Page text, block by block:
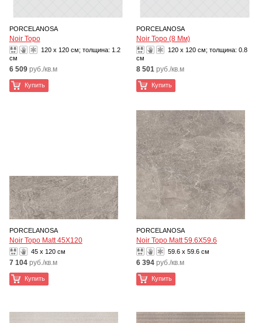
PORCELANOSA
Noir Topo
120 x 120 см; толщина: 1.2
см
6 509 руб./кв.м
Купить
PORCELANOSA
Noir Topo (8 Мм)
120 x 120 см; толщина: 0.8
см
8 501 руб./кв.м
Купить
PORCELANOSA
Noir Topo Matt 45X120
45 x 120 см
7 104 руб./кв.м
Купить
PORCELANOSA
Noir Topo Matt 59.6X59.6
59.6 x 59.6 см
6 394 руб./кв.м
Купить